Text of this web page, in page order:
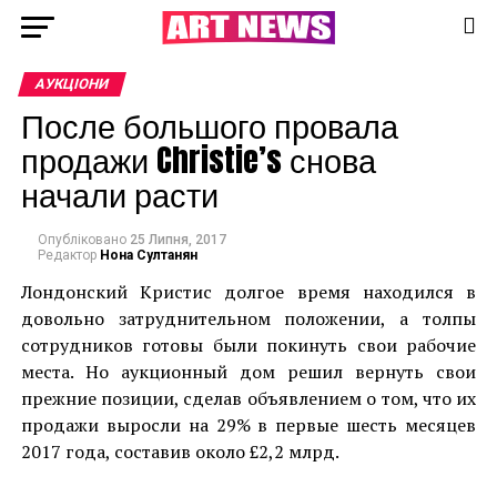
АУКЦІОНИ
После большого провала
продажи Christie’s снова
начали расти
Опубліковано 25 Липня, 2017
Редактор Нона Султанян
Лондонский Кристис долгое время находился в
довольно затруднительном положении, а толпы
сотрудников готовы были покинуть свои рабочие
места. Но аукционный дом решил вернуть свои
прежние позиции, сделав объявлением о том, что их
продажи выросли на 29% в первые шесть месяцев
2017 года, составив около £2,2 млрд.